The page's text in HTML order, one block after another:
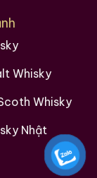
Whisky
Whisky
Nhật